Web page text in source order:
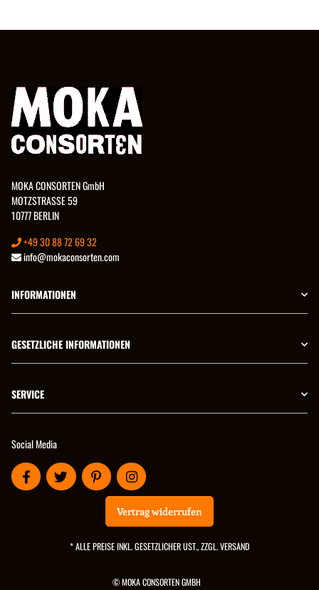
MOKA CONSORTEN GmbH
MOTZSTRASSE 59
10777 BERLIN
+49 30 88 72 69 32
info@mokaconsorten.com
INFORMATIONEN
GESETZLICHE INFORMATIONEN
SERVICE
Social Media
Vertrag widerrufen
* ALLE PREISE INKL. GESETZLICHER UST., ZZGL.VERSAND
© MOKA CONSORTEN GMBH